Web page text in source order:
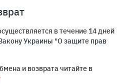
в течение 14 дней
Украины "О защите прав
и возврата читайте в